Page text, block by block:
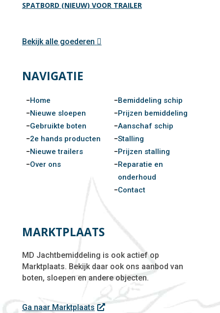
SPATBORD (NIEUW) VOOR TRAILER
Bekijk alle goederen
NAVIGATIE
Home
Nieuwe sloepen
Gebruikte boten
2e hands producten
Nieuwe trailers
Over ons
Bemiddeling schip
Prijzen bemiddeling
Aanschaf schip
Stalling
Prijzen stalling
Reparatie en
onderhoud
Contact
MARKTPLAATS
MD Jachtbemiddeling is ook actief op
Marktplaats. Bekijk daar ook ons aanbod van
boten, sloepen en andere objecten.
Ga naar Marktplaats